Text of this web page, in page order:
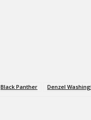
Black Panther Denzel